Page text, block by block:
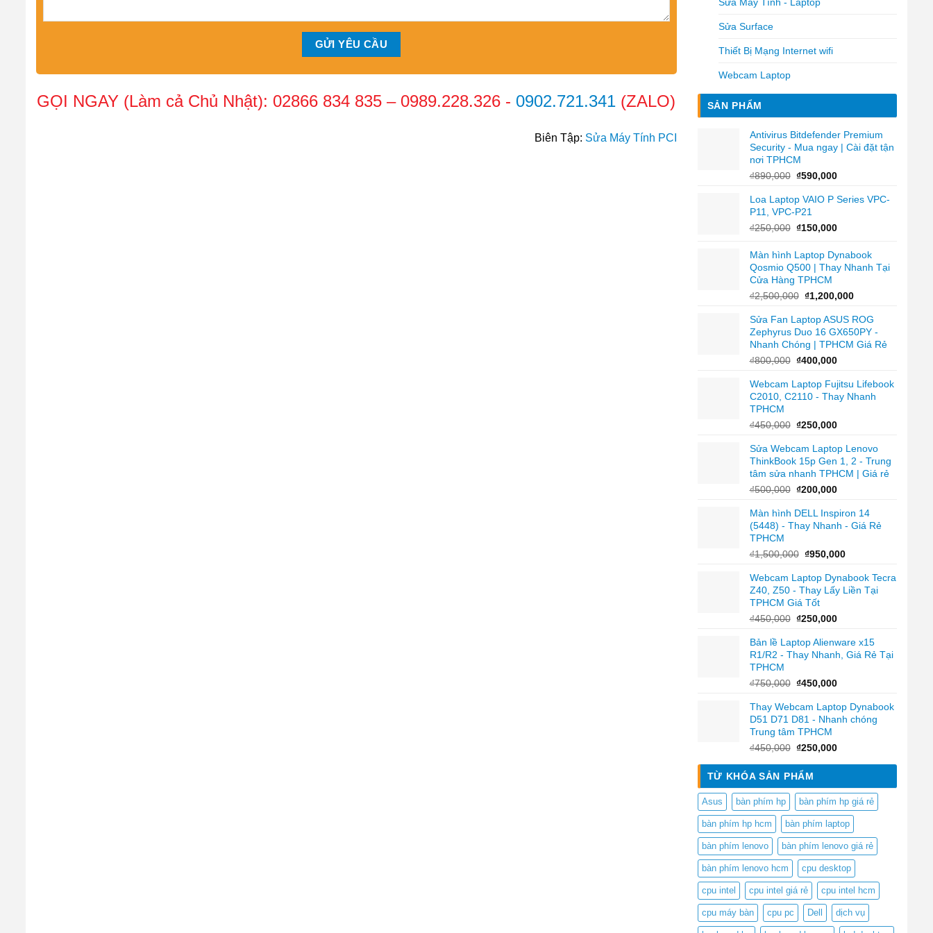
GỌI NGAY (Làm cả Chủ Nhật): 02866 834 835 – 0989.228.326 - 0902.721.341 (ZALO)
Biên Tập: Sửa Máy Tính PCI
Sửa Surface
Thiết Bị Mạng Internet wifi
Webcam Laptop
SẢN PHẨM
Antivirus Bitdefender Premium
Security - Mua ngay | Cài đặt tận
nơi TPHCM
₫890,000 Giá
là:
₫890,000.
₫590,000Giá
tại
₫590,000.
Loa Laptop VAIO P Series VPC-
P11, VPC-P21
₫250,000 Giá
là:
₫250,000.
₫150,000Giá
tại
là:
Màn hình Laptop Dynabook
Qosmio Q500 | Thay Nhanh Tại
Cửa Hàng TPHCM
₫2,500,000 Giá
là:
₫2,500,000.
₫1,200,000Giá
tại
là:
₫1,200,000.
Sửa Fan Laptop ASUS ROG
Zephyrus Duo 16 GX650PY -
Nhanh Chóng | TPHCM Giá Rẻ
₫800,000 Giá
là:
₫800,000.
₫400,000Giá
tại
là:
Webcam Laptop Fujitsu Lifebook
C2010, C2110 - Thay Nhanh
TPHCM
₫450,000 Giá
là:
₫450,000.
₫250,000Giá
tại
là:
₫250,000.
Sửa Webcam Laptop Lenovo
ThinkBook 15p Gen 1, 2 - Trung
tâm sửa nhanh TPHCM | Giá rẻ
₫500,000 Giá
là:
₫500,000.
₫200,000Giá
tại
là:
Màn hình DELL Inspiron 14
(5448) - Thay Nhanh - Giá Rẻ
TPHCM
₫1,500,000 Giá
là:
₫1,500,000.
₫950,000Giá
tại
là:
Webcam Laptop Dynabook Tecra
Z40, Z50 - Thay Lấy Liền Tại
TPHCM Giá Tốt
₫450,000 Giá
là:
₫450,000.
₫250,000Giá
tại
là:
Bản lề Laptop Alienware x15
R1/R2 - Thay Nhanh, Giá Rẻ Tại
TPHCM
₫750,000 Giá
là:
₫750,000.
₫450,000Giá
tại
là:
Thay Webcam Laptop Dynabook
D51 D71 D81 - Nhanh chóng
Trung tâm TPHCM
₫450,000 Giá
là:
₫250,000Giá
₫250,000.
TỪ KHÓA SẢN PHẨM
Asus bàn phím hp bàn phím hp giá rẻ
bàn phím hp hcm bàn phím laptop
bàn phím lenovo bàn phím lenovo giá rẻ
bàn phím lenovo hcm cpu desktop
cpu intel cpu intel giá rẻ cpu intel hcm
cpu máy bàn cpu pc Dell dịch vụ